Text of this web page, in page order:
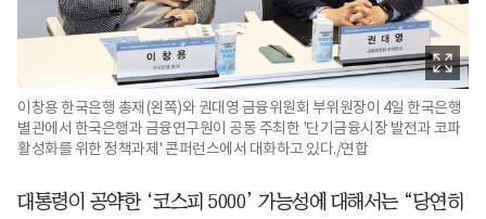
이창용 한국은행 총재(왼쪽)와 권대영 금융위원회 부위원장이 4일 한국은행
별관에서 한국은행과 금융연구원이 공동 주최한 '단기금융시장 발전과 코파
활성화를 위한 정책과제' 콘퍼런스에서 대화하고 있다./연합
대통령이 공약한 ‘코스피 5000’ 가능성에 대해서는 “당연히